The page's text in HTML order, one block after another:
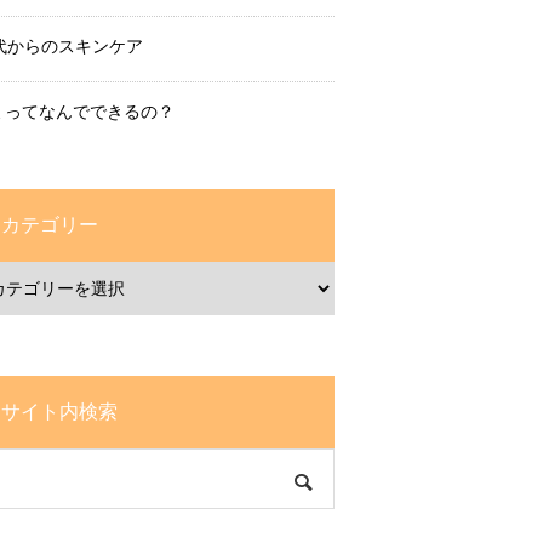
からのスキンケア
ってなんでできるの？
カテゴリー
サイト内検索